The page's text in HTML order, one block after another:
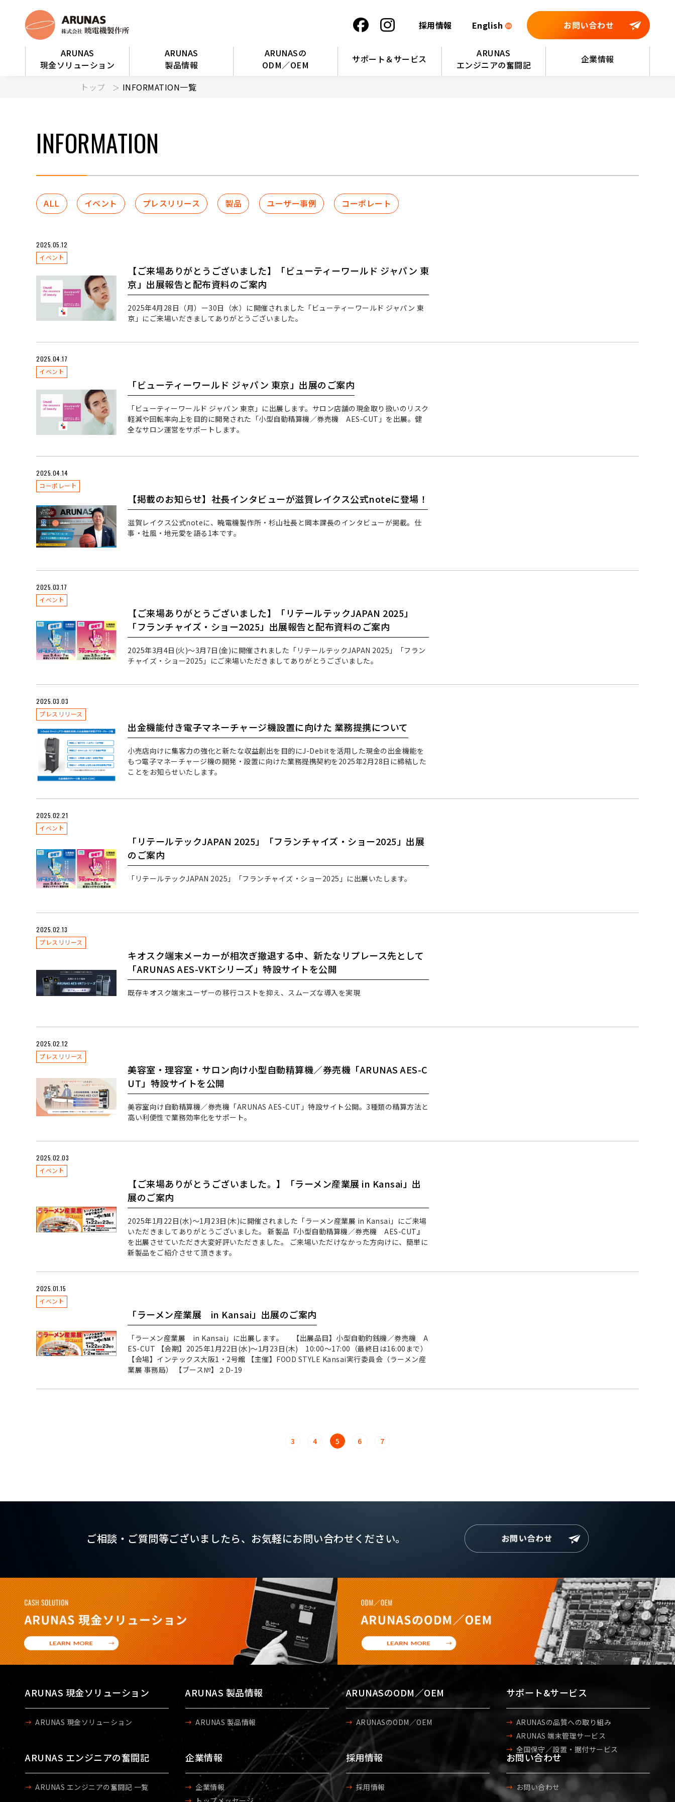
採用情報 English
ARUNAS
現金ソリューション
ARUNAS
製品情報
ARUNASの
ODM／OEM
サポート＆サービス
ARUNAS
エンジニアの奮闘記
企業情報
トップ INFORMATION一覧
INFORMATION
ALL イベント プレスリリース 製品 ユーザー事例 コーポレート
2025.05.12
イベント
【ご来場ありがとうございました】「ビューティーワールド ジャパン 東
京」出展報告と配布資料のご案内
2025年4月28日（月）ー30日（水）に開催されました「ビューティーワールド ジャパン 東
京」にご来場いだきましてありがとうございました。
2025.04.17
イベント
「ビューティーワールド ジャパン 東京」出展のご案内
「ビューティーワールド ジャパン 東京」に出展します。サロン店舗の現金取り扱いのリスク
軽減や回転率向上を目的に開発された「小型自動精算機／券売機 AES-CUT」を出展。健
全なサロン運営をサポートします。
2025.04.14
コーポレート
【掲載のお知らせ】社長インタビューが滋賀レイクス公式noteに登場！
滋賀レイクス公式noteに、暁電機製作所・杉山社長と岡本課長のインタビューが掲載。仕
事・社風・地元愛を語る1本です。
2025.03.17
イベント
【ご来場ありがとうございました】「リテールテックJAPAN 2025」
「フランチャイズ・ショー2025」出展報告と配布資料のご案内
2025年3月4日(火)～3月7日(金)に開催されました「リテールテックJAPAN 2025」「フラン
チャイズ・ショー2025」にご来場いただきましてありがとうございました。
2025.03.03
プレスリリース
出金機能付き電子マネーチャージ機設置に向けた 業務提携について
小売店向けに集客力の強化と新たな収益創出を目的にJ-Debitを活用した現金の出金機能を
もつ電子マネーチャージ機の開発・設置に向けた業務提携契約を2025年2月28日に締結した
ことをお知らせいたします。
2025.02.21
イベント
「リテールテックJAPAN 2025」「フランチャイズ・ショー2025」出展
のご案内
「リテールテックJAPAN 2025」「フランチャイズ・ショー2025」に出展いたします。
2025.02.13
プレスリリース
キオスク端末メーカーが相次ぎ撤退する中、新たなリプレース先として
「ARUNAS AES-VKTシリーズ」特設サイトを公開
既存キオスク端末ユーザーの移行コストを抑え、スムーズな導入を実現
2025.02.12
プレスリリース
美容室・理容室・サロン向け小型自動精算機／券売機「ARUNAS AES-C
UT」特設サイトを公開
美容室向け自動精算機／券売機「ARUNAS AES-CUT」特設サイト公開。3種類の精算方法と
高い利便性で業務効率化をサポート。
2025.02.03
イベント
【ご来場ありがとうございました。】「ラーメン産業展 in Kansai」出
展のご案内
2025年1月22日(水)～1月23日(木)に開催されました「ラーメン産業展 in Kansai」にご来場
いただきましてありがとうございました。 新製品『小型自動精算機／券売機 AES-CUT』
を出展させていただき大変好評いただきました。 ご来場いただけなかった方向けに、簡単に
新製品をご紹介させて頂きます。
2025.01.15
イベント
「ラーメン産業展 in Kansai」出展のご案内
「ラーメン産業展 in Kansai」に出展します。 【出展品目】小型自動釣銭機／券売機 A
ES-CUT 【会期】2025年1月22日(水)～1月23日(木) 10:00～17:00（最終日は16:00まで）
【会場】インテックス大阪1・2号館 【主催】FOOD STYLE Kansai実行委員会（ラーメン産
業展 事務局） 【ブース№】２D-19
3 4 5 6 7
ご相談・ご質問等ございましたら、 お気軽にお問い合わせください。
ARUNAS 現金ソリューション
ARUNAS 現金ソリューション
ARUNAS 製品情報
ARUNAS 製品情報
ARUNASのODM／OEM
ARUNASのODM／OEM
サポート&サービス
ARUNASの品質への取り組み
ARUNAS 端末管理サービス
全国保守／設置・据付サービス
ARUNAS エンジニアの奮闘記
ARUNAS エンジニアの奮闘記 一覧
企業情報
企業情報
採用情報
採用情報
お問い合わせ
お問い合わせ